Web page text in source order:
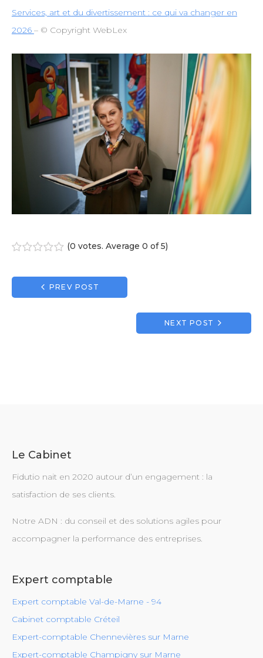
Services, art et du divertissement : ce qui va changer en
2026 – © Copyright WebLex
(0 votes. Average 0 of 5)
Navigation
de
PREV POST
NEXT POST
Le Cabinet
Fidutio nait en 2020 autour d’un engagement : la
satisfaction de ses clients.
Notre ADN : du conseil et des solutions agiles pour
accompagner la performance des entreprises.
Expert comptable
Expert comptable Val-de-Marne - 94
Cabinet comptable Créteil
Expert-comptable Chennevières sur Marne
Expert-comptable Champigny sur Marne